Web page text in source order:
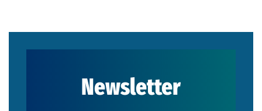
Newsletter